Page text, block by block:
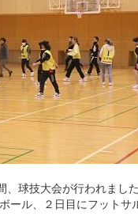
球技大会が行われました
ール、２日目にフット